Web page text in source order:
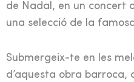
de Nadal, en un concert
una selecció de la
Submergeix-te en les
d’aquesta obra barroca,